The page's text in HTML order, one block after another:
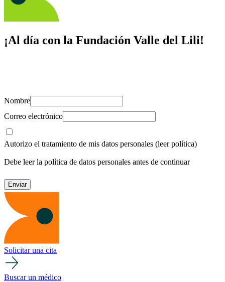
¡Al día con la Fundación Valle del Lili!
Nombre
Correo electrónico
Autorizo el tratamiento de mis datos personales (leer política)
Debe leer la política de datos personales antes de continuar
Solicitar una cita
Buscar un médico